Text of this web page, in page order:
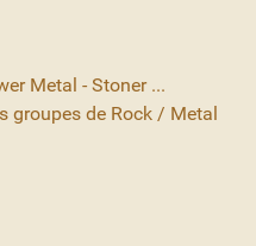
Metal - Stoner ...
groupes de Rock / Metal